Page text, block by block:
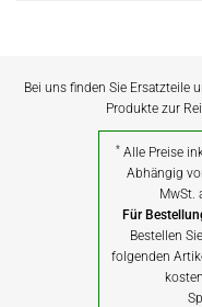
Bei uns finden Sie Ersatzteile
Produkte zur
* Alle Preise
Abhängig
MwSt.
Für
Bestellen
folgenden